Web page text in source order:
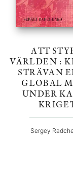
ATT
VÄRLDEN :
STRÄVAN
GLOBAL
UNDER
Sergey